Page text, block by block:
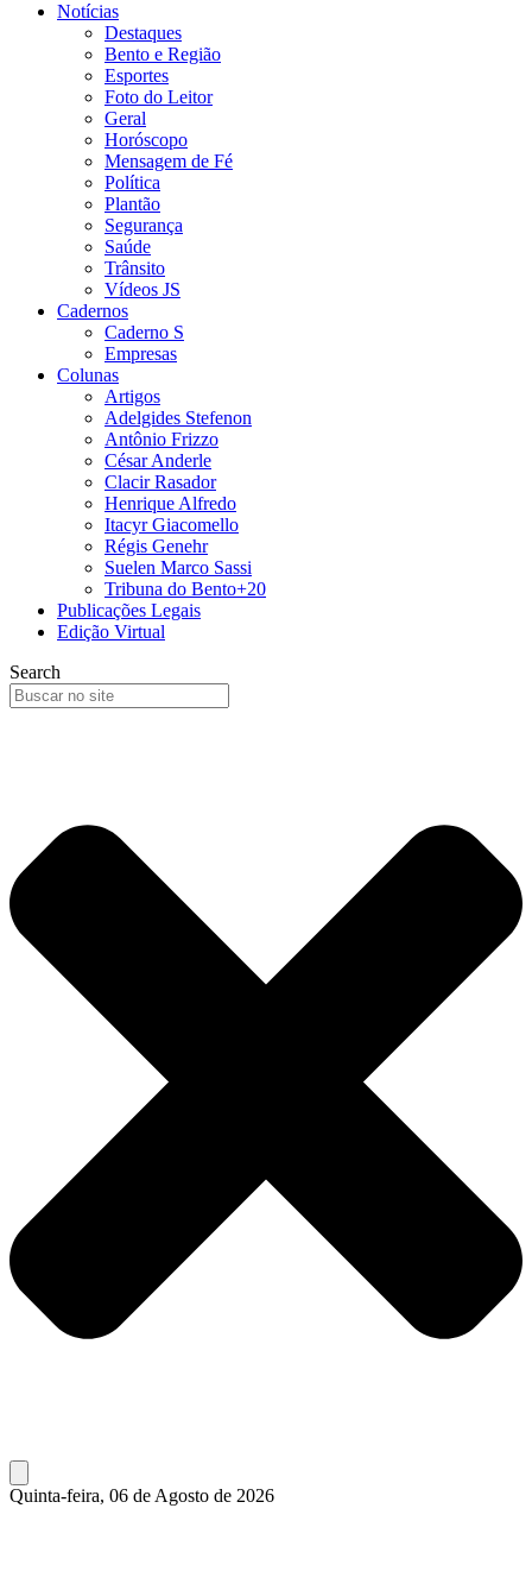
Notícias
Destaques
Bento e Região
Esportes
Foto do Leitor
Geral
Horóscopo
Mensagem de Fé
Política
Plantão
Segurança
Saúde
Trânsito
Vídeos JS
Cadernos
Caderno S
Empresas
Colunas
Artigos
Adelgides Stefenon
Antônio Frizzo
César Anderle
Clacir Rasador
Henrique Alfredo
Itacyr Giacomello
Régis Genehr
Suelen Marco Sassi
Tribuna do Bento+20
Publicações Legais
Edição Virtual
Search
Quinta-feira, 06 de Agosto de 2026